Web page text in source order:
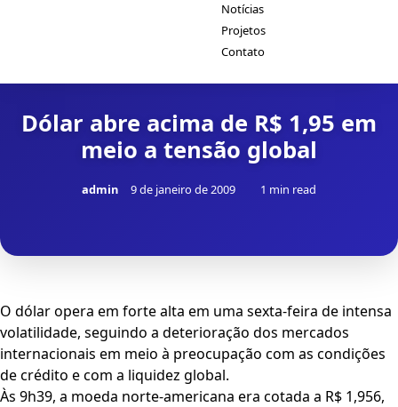
Notícias
Projetos
Contato
Dólar abre acima de R$ 1,95 em
meio a tensão global
admin 9 de janeiro de 2009 1 min read
O dólar opera em forte alta em uma sexta-feira de intensa
volatilidade, seguindo a deterioração dos mercados
internacionais em meio à preocupação com as condições
de crédito e com a liquidez global.
Às 9h39, a moeda norte-americana era cotada a R$ 1,956,